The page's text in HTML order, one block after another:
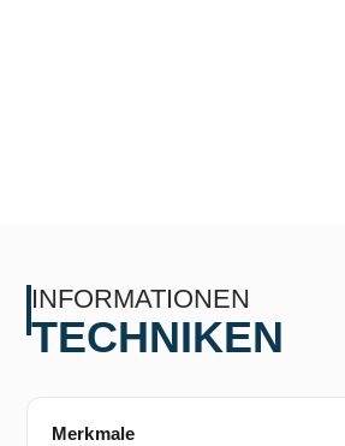
INFORMATIONEN
TECHNIKEN
Merkmale